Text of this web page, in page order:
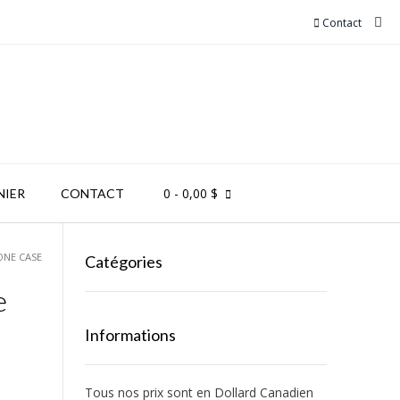
Contact
CONTACT 0 - 0,00 $
CASE Catégories
Informations
Tous nos prix sont en Dollard Canadien